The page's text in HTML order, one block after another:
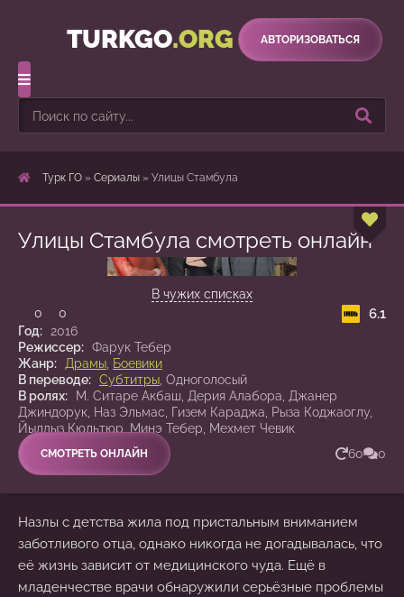
TURKGO.ORG АВТОРИЗОВАТЬСЯ
Турк ГО » Сериалы » Улицы Стамбула
Улицы Стамбула смотреть онлайн
1 сезон 9 серия
В чужих списках
0
0 6.1
Год:
2016
Режиссер: Фарук Тебер
Жанр:
Драмы Боевики
В переводе: Субтитры , Одноголосый
В ролях:
М. Ситаре Акбаш, Дерия Алабора, Джанер
Джиндорук, Наз Эльмас, Гизем Караджа, Рыза Коджаоглу,
Йылдыз Кюльтюр, Минэ Тебер, Мехмет Чевик
СМОТРЕТЬ ОНЛАЙН 60 0
Назлы с детства жила под пристальным вниманием
заботливого отца, однако никогда не догадывалась, что
её жизнь зависит от медицинского чуда. Ещё в
младенчестве врачи обнаружили серьёзные проблемы